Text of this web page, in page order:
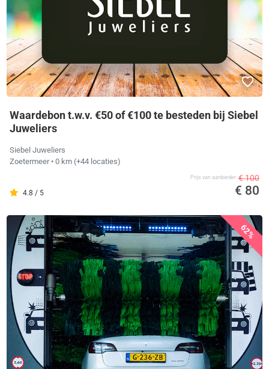
Waardebon t.w.v. €50 of €100 te besteden bij Siebel
Juweliers
Siebel Juweliers
Zoetermeer • 0 km (+44 locaties)
4.8 / 5
Prijs van aanbieder € 100
€ 80
62%